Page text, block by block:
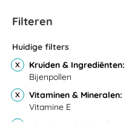
Filteren
Huidige filters
Kruiden & Ingrediënten
Bijenpollen
Vitaminen & Mineralen
Vitamine E